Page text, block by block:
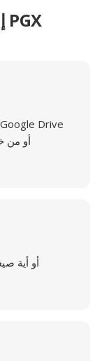
كيفية تحويل WMZ إلى PGX